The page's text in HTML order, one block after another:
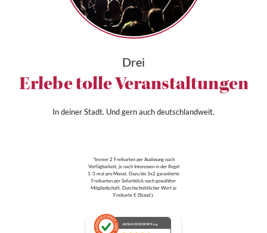
Drei
Erlebe tolle Veranstaltungen
In deiner Stadt. Und gern auch deutschlandweit.
*Immer 2 Freikarten per Auslosung nach
Verfügbarkeit, je nach Interessen in der Regel
1-3 mal pro Monat. Dazu bis 3x2 garantierte
Freikarten per Sofortklick nach gewählter
Mitgliedschaft. Durchschnittlicher Wert je
Freikarte € (Stand ).
AUSGEZEICHNET.org